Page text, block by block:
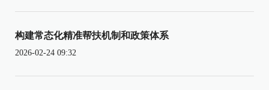
构建常态化精准帮扶机制和政策体系
2026-02-24 09:32